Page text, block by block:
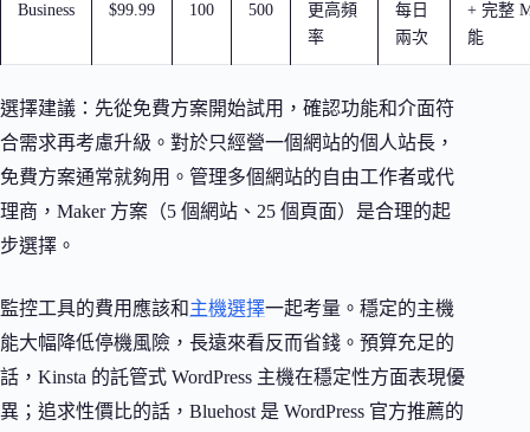
Business $99.99 100 500
更高頻
率
每日
兩次
+ 完整
能
選擇建議：先從免費方案開始試用，確認功能和介面符
合需求再考慮升級。對於只經營一個網站的個人站長，
免費方案通常就夠用。管理多個網站的自由工作者或代
理商，Maker 方案（5 個網站、25 個頁面）是合理的起
步選擇。
監控工具的費用應該和主機選擇一起考量。穩定的主機
能大幅降低停機風險，長遠來看反而省錢。預算充足的
話，Kinsta 的託管式 WordPress 主機在穩定性方面表現優
異；追求性價比的話，Bluehost 是 WordPress 官方推薦的